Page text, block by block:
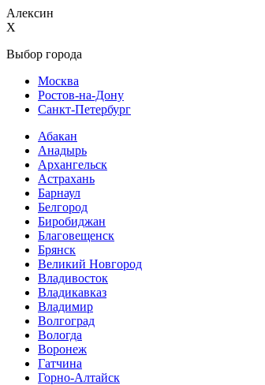
Алексин
X
Выбор города
Москва
Ростов-на-Дону
Санкт-Петербург
Абакан
Анадырь
Архангельск
Астрахань
Барнаул
Белгород
Биробиджан
Благовещенск
Брянск
Великий Новгород
Владивосток
Владикавказ
Владимир
Волгоград
Вологда
Воронеж
Гатчина
Горно-Алтайск